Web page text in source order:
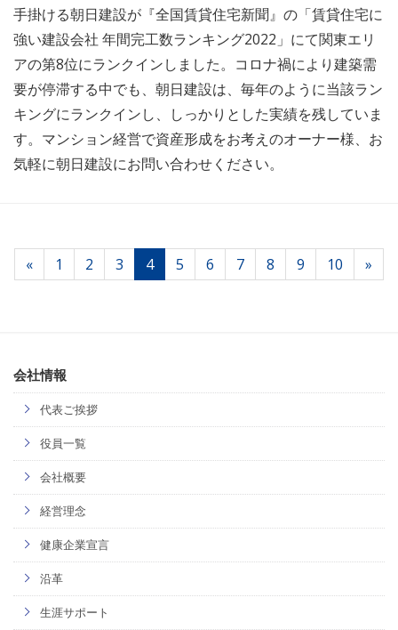
手掛ける朝日建設が『全国賃貸住宅新聞』の「賃貸住宅に
強い建設会社 年間完工数ランキング2022」にて関東エリ
アの第8位にランクインしました。コロナ禍により建築需
要が停滞する中でも、朝日建設は、毎年のように当該ラン
キングにランクインし、しっかりとした実績を残していま
す。マンション経営で資産形成をお考えのオーナー様、お
気軽に朝日建設にお問い合わせください。
« 1 2 3 4 5 6 7 8 9 10 »
会社情報
代表ご挨拶
役員一覧
会社概要
経営理念
健康企業宣言
沿革
生涯サポート